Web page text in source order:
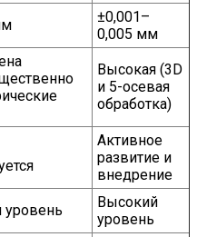
±0,001–
0,005 мм
Высокая (3D
и 5-осевая
обработка)
Активное
развитие и
внедрение
уровень
Высокий
уровень